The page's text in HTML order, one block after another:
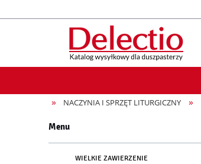
» NACZYNIA I SPRZĘT LITURGICZNY »
Menu
WIELKIE ZAWIERZENIE